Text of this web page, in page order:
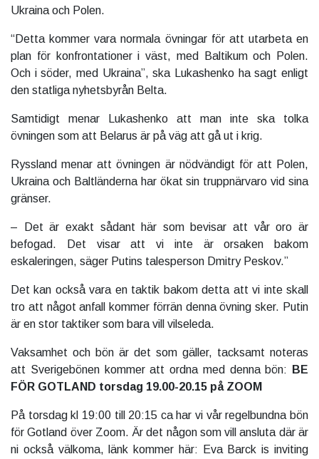
Ukraina och Polen.
“Detta kommer vara normala övningar för att utarbeta en
plan för konfrontationer i väst, med Baltikum och Polen.
Och i söder, med Ukraina”, ska Lukashenko ha sagt enligt
den statliga nyhetsbyrån Belta.
Samtidigt menar Lukashenko att man inte ska tolka
övningen som att Belarus är på väg att gå ut i krig.
Ryssland menar att övningen är nödvändigt för att Polen,
Ukraina och Baltländerna har ökat sin truppnärvaro vid sina
gränser.
– Det är exakt sådant här som bevisar att vår oro är
befogad. Det visar att vi inte är orsaken bakom
eskaleringen, säger Putins talesperson Dmitry Peskov.”
Det kan också vara en taktik bakom detta att vi inte skall
tro att något anfall kommer förrän denna övning sker. Putin
är en stor taktiker som bara vill vilseleda.
Vaksamhet och bön är det som gäller, tacksamt noteras
att Sverigebönen kommer att ordna med denna bön:
BE
FÖR GOTLAND torsdag 19.00-20.15 på ZOOM
På torsdag kl 19:00 till 20:15 ca har vi vår regelbundna bön
för Gotland över Zoom. Är det någon som vill ansluta där är
ni också välkoma, länk kommer här: Eva Barck is inviting